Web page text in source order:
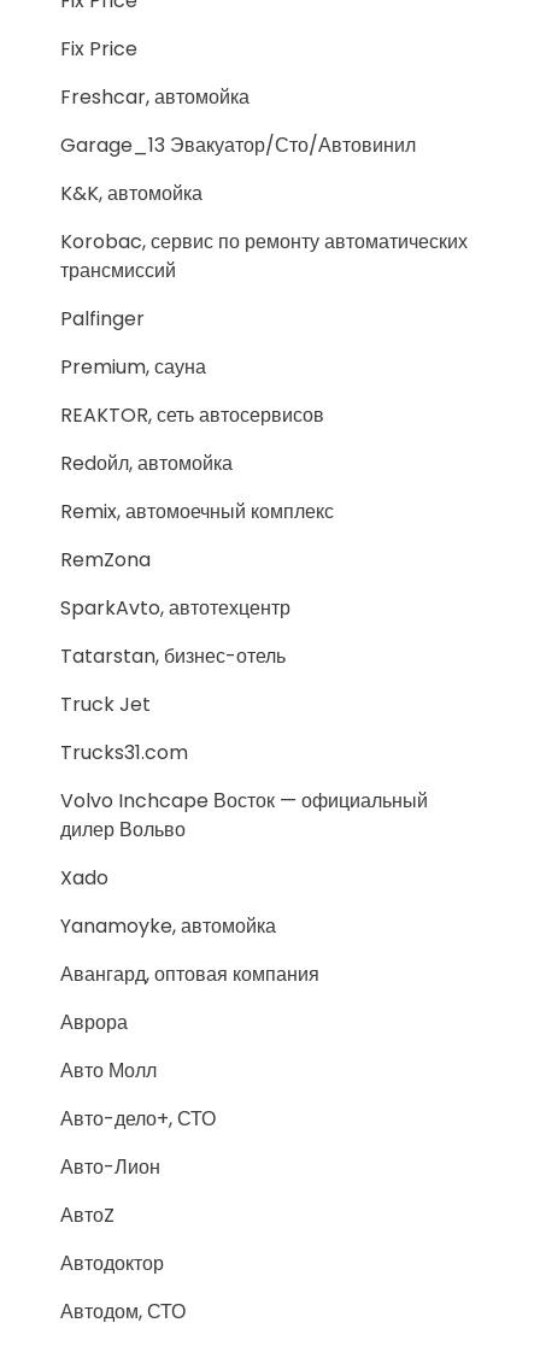
Fix Price
Freshcar, автомойка
Garage_13 Эвакуатор/Сто/Автовинил
K&K, автомойка
Korobac, сервис по ремонту автоматических
трансмиссий
Palfinger
Premium, сауна
REAKTOR, сеть автосервисов
Redойл, автомойка
Remix, автомоечный комплекс
RemZona
SparkAvto, автотехцентр
Tatarstan, бизнес-отель
Truck Jet
Trucks31.com
Volvo Inchcape Восток — официальный
дилер Вольво
Xado
Yanamoyke, автомойка
Авангард, оптовая компания
Аврора
Авто Молл
Авто-дело+, СТО
Авто-Лион
АвтоZ
Автодоктор
Автодом, СТО